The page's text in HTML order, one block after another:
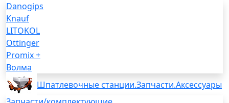
Danogips
Knauf
LITOKOL
Ottinger
Promix +
Волма
Шпатлевочные станции.Запчасти.Аксессуары